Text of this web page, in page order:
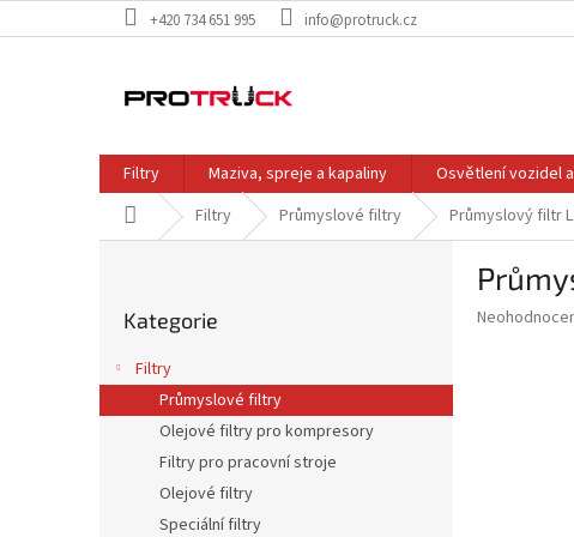
na
+420 734 651 995 info@protruck.cz
Filtry Maziva, spreje a kapaliny Osvětlení vozidel
Domů Filtry Průmyslové filtry Průmyslový filtr
a
n
kategorie
Kategorie
Filtry
Průmyslové filtry
Olejové filtry pro kompresory
Filtry pro pracovní stroje
Olejové filtry
Speciální filtry
Průměrné